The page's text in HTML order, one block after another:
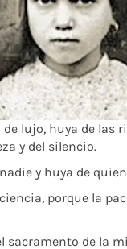
de lujo, huya de las
y del silencio.
y huya de
porque la
sacramento de la